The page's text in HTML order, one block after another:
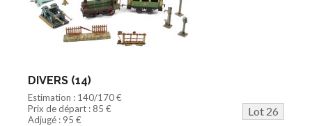
DIVERS (14)
Estimation : 140/170 €
Prix de départ : 85 €
Lot 26
Adjugé : 95 €